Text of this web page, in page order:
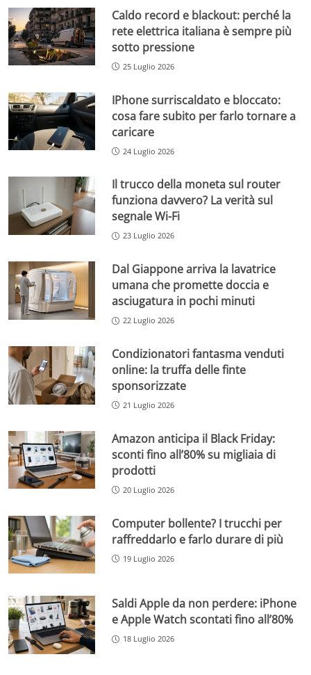
Caldo record e blackout: perché la
rete elettrica italiana è sempre più
sotto pressione
25 Luglio 2026
IPhone surriscaldato e bloccato:
cosa fare subito per farlo tornare a
caricare
24 Luglio 2026
Il trucco della moneta sul router
funziona davvero? La verità sul
segnale Wi-Fi
23 Luglio 2026
Dal Giappone arriva la lavatrice
umana che promette doccia e
asciugatura in pochi minuti
22 Luglio 2026
Condizionatori fantasma venduti
online: la truffa delle finte
sponsorizzate
21 Luglio 2026
Amazon anticipa il Black Friday:
sconti fino all’80% su migliaia di
prodotti
20 Luglio 2026
Computer bollente? I trucchi per
raffreddarlo e farlo durare di più
19 Luglio 2026
Saldi Apple da non perdere: iPhone
e Apple Watch scontati fino all’80%
18 Luglio 2026